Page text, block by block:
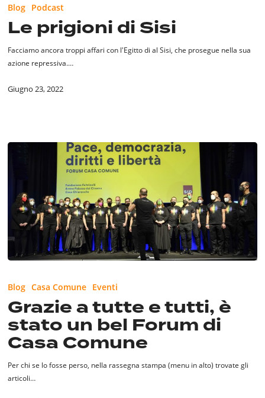
di
Blog Podcast
Le prigioni di Sisi
Facciamo ancora troppi affari con l'Egitto di al Sisi, che prosegue nella sua
azione repressiva.…
Giugno 23, 2022
tutte
e
tutti,
è
stato
bel
Forum
Blog Casa Comune Eventi
Grazie a tutte e tutti, è
stato un bel Forum di
Casa Comune
Per chi se lo fosse perso, nella rassegna stampa (menu in alto) trovate gli
articoli…